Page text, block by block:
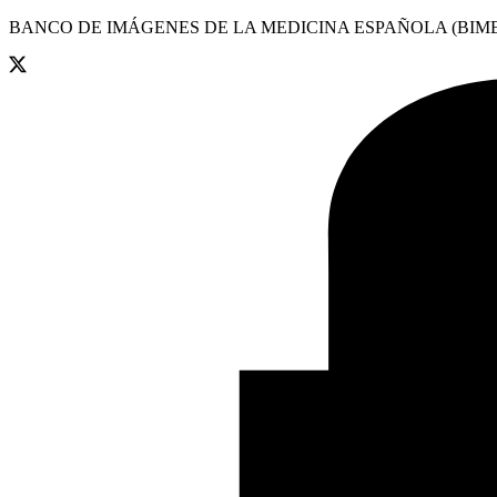
BANCO DE IMÁGENES DE LA MEDICINA ESPAÑOLA